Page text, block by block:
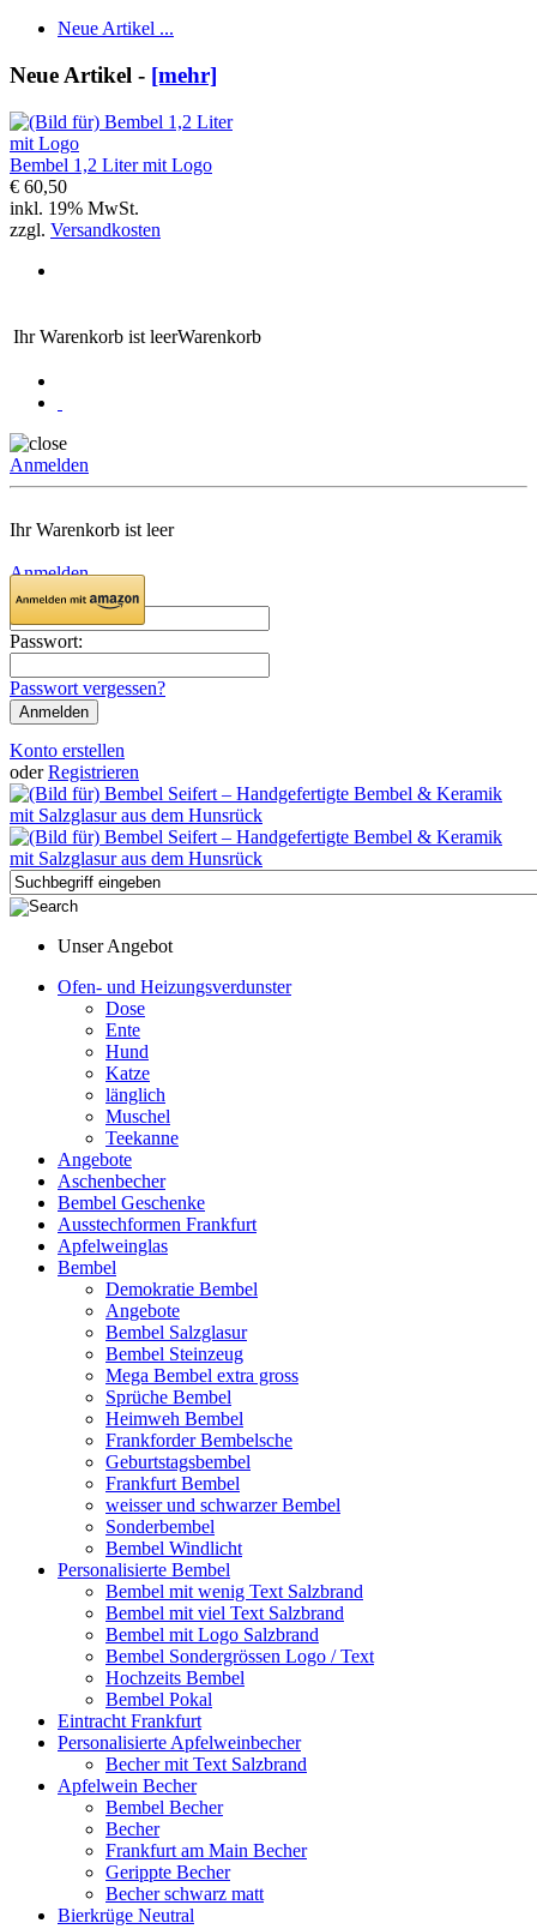
Neue Artikel ...
Neue Artikel - [mehr]
Bembel 1,2 Liter mit Logo
€ 60,50
inkl. 19% MwSt.
zzgl. Versandkosten
Ihr Warenkorb ist leerWarenkorb
Anmelden
Ihr Warenkorb ist leer
Anmelden
Email:
Passwort:
Passwort vergessen?
Konto erstellen
oder Registrieren
Unser Angebot
Ofen- und Heizungsverdunster
Dose
Ente
Hund
Katze
länglich
Muschel
Teekanne
Angebote
Aschenbecher
Bembel Geschenke
Ausstechformen Frankfurt
Apfelweinglas
Bembel
Demokratie Bembel
Angebote
Bembel Salzglasur
Bembel Steinzeug
Mega Bembel extra gross
Sprüche Bembel
Heimweh Bembel
Frankforder Bembelsche
Geburtstagsbembel
Frankfurt Bembel
weisser und schwarzer Bembel
Sonderbembel
Bembel Windlicht
Personalisierte Bembel
Bembel mit wenig Text Salzbrand
Bembel mit viel Text Salzbrand
Bembel mit Logo Salzbrand
Bembel Sondergrössen Logo / Text
Hochzeits Bembel
Bembel Pokal
Eintracht Frankfurt
Personalisierte Apfelweinbecher
Becher mit Text Salzbrand
Apfelwein Becher
Bembel Becher
Becher
Frankfurt am Main Becher
Gerippte Becher
Becher schwarz matt
Bierkrüge Neutral